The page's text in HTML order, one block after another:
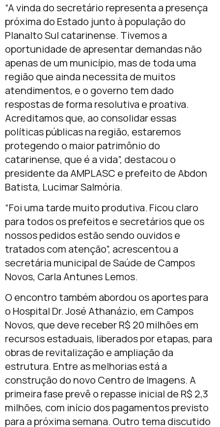
“A vinda do secretário representa a presença
próxima do Estado junto à população do
Planalto Sul catarinense. Tivemos a
oportunidade de apresentar demandas não
apenas de um município, mas de toda uma
região que ainda necessita de muitos
atendimentos, e o governo tem dado
respostas de forma resolutiva e proativa.
Acreditamos que, ao consolidar essas
políticas públicas na região, estaremos
protegendo o maior patrimônio do
catarinense, que é a vida”, destacou o
presidente da AMPLASC e prefeito de Abdon
Batista, Lucimar Salmória.
“Foi uma tarde muito produtiva. Ficou claro
para todos os prefeitos e secretários que os
nossos pedidos estão sendo ouvidos e
tratados com atenção”, acrescentou a
secretária municipal de Saúde de Campos
Novos, Carla Antunes Lemos.
O encontro também abordou os aportes para
o Hospital Dr. José Athanázio, em Campos
Novos, que deve receber R$ 20 milhões em
recursos estaduais, liberados por etapas, para
obras de revitalização e ampliação da
estrutura. Entre as melhorias está a
construção do novo Centro de Imagens. A
primeira fase prevê o repasse inicial de R$ 2,3
milhões, com início dos pagamentos previsto
para a próxima semana. Outro tema discutido